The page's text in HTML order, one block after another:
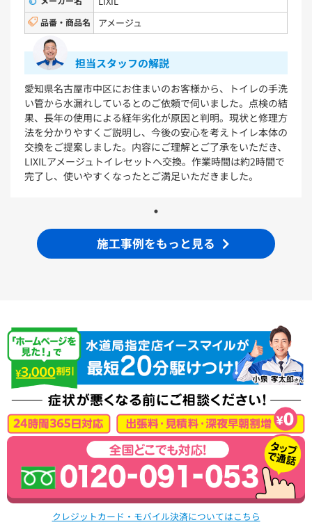
VシリーズLMPB075B3GDC1G+LDPB075BAGEN2
浴室
シンラ サザナ
キッチン
ミッテ
品番・商品名 アメージュ
担当スタッフの解説
愛知県名古屋市中区にお住まいのお客様から、トイレの手洗
い管から水漏れしているとのご依頼で伺いました。点検の結
果、長年の使用による経年劣化が原因と判明。現状と修理方
法を分かりやすくご説明し、今後の安心を考えトイレ本体の
交換をご提案しました。内容にご理解とご了承をいただき、
LIXILアメージュトイレセットへ交換。作業時間は約2時間で
完了し、使いやすくなったとご満足いただきました。
施工事例をもっと見る
クレジットカード・モバイル決済についてはこちら